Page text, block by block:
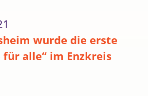
wurde die erste
alle“ im Enzkreis